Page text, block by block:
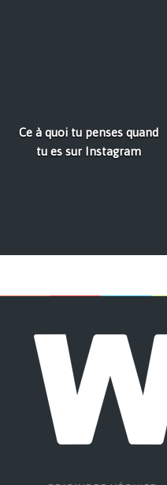
Ce à quoi tu penses quand
tu es sur Instagram